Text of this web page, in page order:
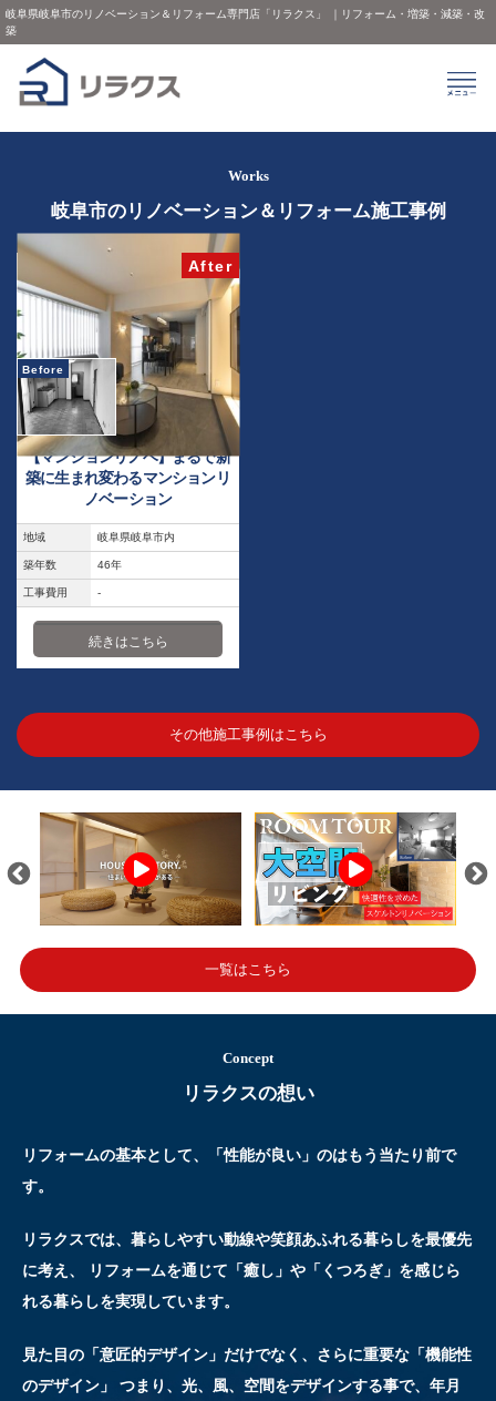
岐阜県岐阜市のリノベーション＆リフォーム専門店「リラクス」 ｜リフォーム・増築・減築・改
築
Works
岐阜市のリノベーション＆リフォーム施工事例
【マンションリノベ】まるで新
築に生まれ変わるマンションリ
ノベーション
地域 岐阜県岐阜市内
築年数 46年
工事費用 -
続きはこちら
その他施工事例はこちら
一覧はこちら
Concept
リラクスの想い
リフォームの基本として、「性能が良い」のはもう当たり前で
す。
リラクスでは、暮らしやすい動線や笑顔あふれる暮らしを最優先
に考え、
リフォームを通じて「癒し」や「くつろぎ」を感じら
れる暮らしを実現しています。
見た目の「意匠的デザイン」だけでなく、さらに重要な「機能性
のデザイン」
つまり、光、風、空間をデザインする事で、年月